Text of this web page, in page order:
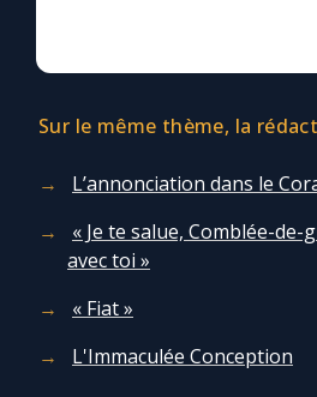
Une Minute avec Marie
Une neuvaine
Sur le même thème, la
L’annonciation dans le
« Je te salue, Comblée-de-
avec toi »
« Fiat »
L'Immaculée Conception